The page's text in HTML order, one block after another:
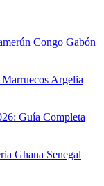
Congo Gabón
Argelia
Guía Completa
Ghana Senegal